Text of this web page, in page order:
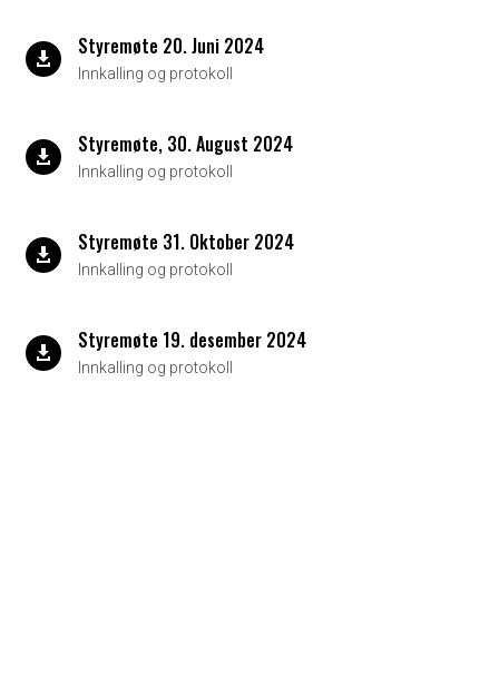
 Styremøte 20. Juni 2024
Innkalling og protokoll
 Styremøte, 30. August 2024
Innkalling og protokoll
 Styremøte 31. Oktober 2024
Innkalling og protokoll
 Styremøte 19. desember 2024
Innkalling og protokoll